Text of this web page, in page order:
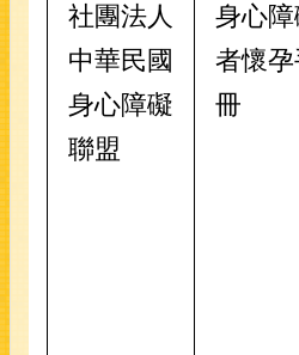
社團法人
中華民國
身心障礙
聯盟
身心障
者懷
冊